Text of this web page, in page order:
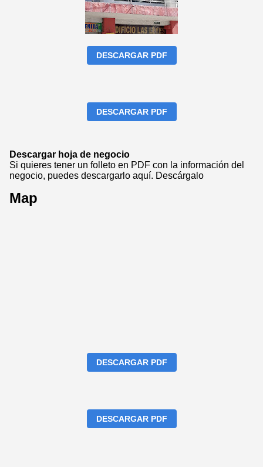
DESCARGAR PDF
DESCARGAR PDF
Descargar hoja de negocio
Si quieres tener un folleto en PDF con la información del
negocio, puedes descargarlo aquí. Descárgalo
Map
DESCARGAR PDF
DESCARGAR PDF